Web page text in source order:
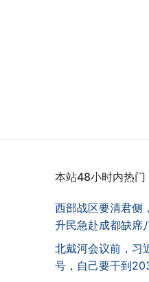
本站48小时内热门
西部战区要清君侧
升民急赴成都缺席
北戴河会议前，习
号，自己要干到